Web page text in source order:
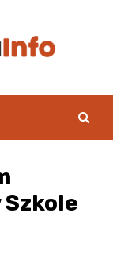
Szkole